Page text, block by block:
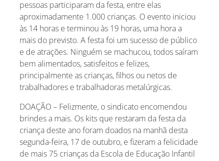
pessoas participaram da festa, entre elas
aproximadamente 1.000 crianças. O evento iniciou
às 14 horas e terminou às 19 horas, uma hora a
mais do previsto. A festa foi um sucesso de público
e de atrações. Ninguém se machucou, todos saíram
bem alimentados, satisfeitos e felizes,
principalmente as crianças, filhos ou netos de
trabalhadores e trabalhadoras metalúrgicas.
DOAÇÃO – Felizmente, o sindicato encomendou
brindes a mais. Os kits que restaram da festa da
criança deste ano foram doados na manhã desta
segunda-feira, 17 de outubro, e fizeram a felicidade
de mais 75 crianças da Escola de Educação Infantil